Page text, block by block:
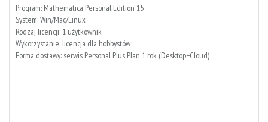
Program: Mathematica Personal Edition 15
System: Win/Mac/Linux
Rodzaj licencji: 1 użytkownik
Wykorzystanie: licencja dla hobbystów
Forma dostawy: serwis Personal Plus Plan 1 rok (Desktop+Cloud)